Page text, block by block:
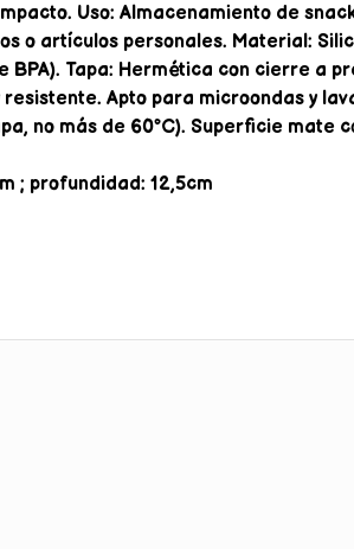
Uso: Almacenamiento de
o artículos personales. Material:
BPA). Tapa: Hermética con cierre a
resistente. Apto para microondas y
no más de 60°C). Superficie mate
; profundidad: 12,5cm